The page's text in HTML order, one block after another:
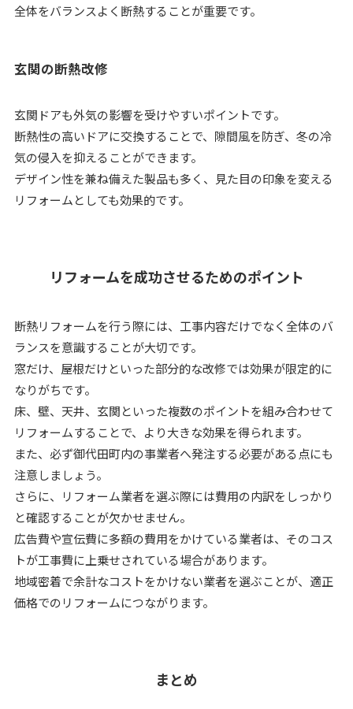
全体をバランスよく断熱することが重要です。
玄関の断熱改修
玄関ドアも外気の影響を受けやすいポイントです。
断熱性の高いドアに交換することで、隙間風を防ぎ、冬の冷
気の侵入を抑えることができます。
デザイン性を兼ね備えた製品も多く、見た目の印象を変える
リフォームとしても効果的です。
リフォームを成功させるためのポイント
断熱リフォームを行う際には、工事内容だけでなく全体のバ
ランスを意識することが大切です。
窓だけ、屋根だけといった部分的な改修では効果が限定的に
なりがちです。
床、壁、天井、玄関といった複数のポイントを組み合わせて
リフォームすることで、より大きな効果を得られます。
また、必ず御代田町内の事業者へ発注する必要がある点にも
注意しましょう。
さらに、リフォーム業者を選ぶ際には費用の内訳をしっかり
と確認することが欠かせません。
広告費や宣伝費に多額の費用をかけている業者は、そのコス
トが工事費に上乗せされている場合があります。
地域密着で余計なコストをかけない業者を選ぶことが、適正
価格でのリフォームにつながります。
まとめ